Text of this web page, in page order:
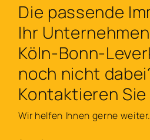
Die passende
Ihr
Köln-Bonn-
noch nicht
Kontaktieren Sie
Wir helfen Ihnen gerne weiter.